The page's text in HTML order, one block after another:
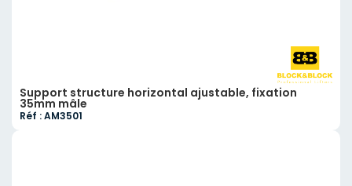
Support structure horizontal ajustable, fixation
35mm mâle
Réf : AM3501